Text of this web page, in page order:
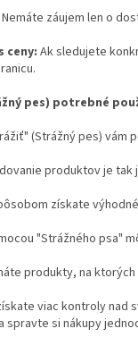
Nemáte záujem len o
ceny:Ak sledujete
pes) potrebné
(Strážný pes) vám
produktov je tak
získate
"Strážného psa"
produkty, na
viac kontroly
spravte si nákupy